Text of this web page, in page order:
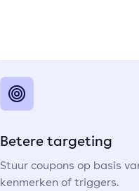
Betere targeting
Stuur coupons op basis
kenmerken of triggers.